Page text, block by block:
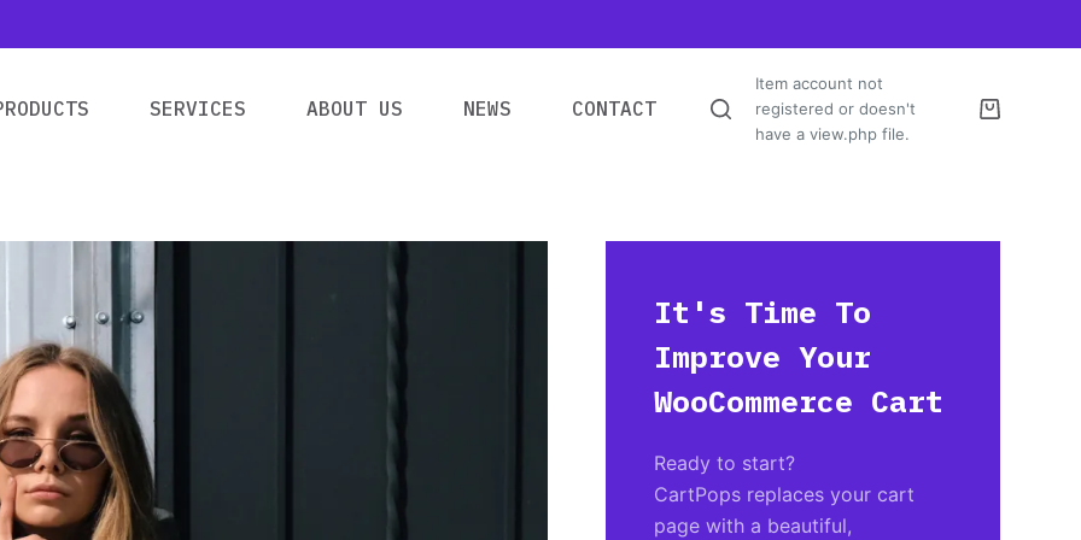
SERVICES ABOUT US NEWS CONTACT
Item account not
registered or doesn't
have a view.php file.
It's Time To
Improve Your
WooCommerce Cart
Ready to start?
CartPops replaces your cart
page with a beautiful,